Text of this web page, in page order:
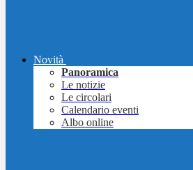
Novità
Panoramica
Le notizie
Le circolari
Calendario eventi
Albo online